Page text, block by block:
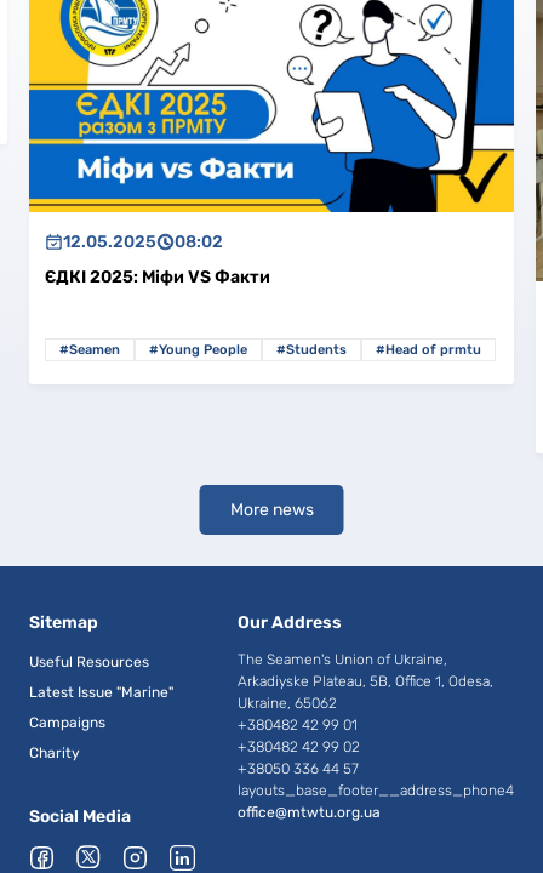
12.05.2025
08:02
ЄДКІ 2025: Міфи VS Факти
#Seamen #Young People #Students #Head of prmtu
More news
Sitemap
Useful Resources
Latest Issue "Marine"
Campaigns
Charity
Our Address
The Seamen's Union of Ukraine,
Arkadiyske Plateau, 5B, Office 1, Odesa,
Ukraine, 65062
+380482 42 99 01
+380482 42 99 02
+38050 336 44 57
layouts_base_footer__address_phone4
office@mtwtu.org.ua
Social Media